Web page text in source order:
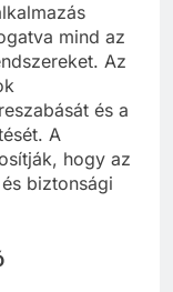
mind az
Az
és a
A
hogy az
biztonsági